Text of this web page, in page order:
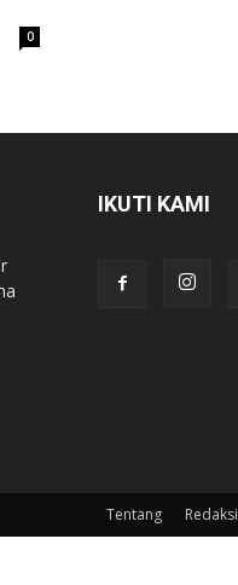
0
IKUTI KAMI
Tentang Redaksi